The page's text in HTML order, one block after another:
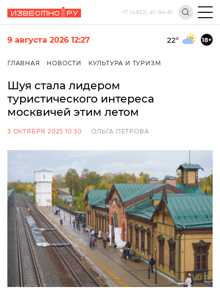
+7 (4932) 41-94-81
9 августа 2026 12:27 22° 18+
ГЛАВНАЯ НОВОСТИ КУЛЬТУРА И ТУРИЗМ
Шуя стала лидером
туристического интереса
москвичей этим летом
3 ОКТЯБРЯ 2025 10:30 ОЛЬГА ПЕТРОВА